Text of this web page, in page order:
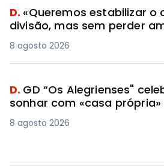
D. «Queremos estabilizar o
divisão, mas sem perder
8 agosto 2026
D. GD “Os Alegrienses"
sonhar com «casa própria»
8 agosto 2026